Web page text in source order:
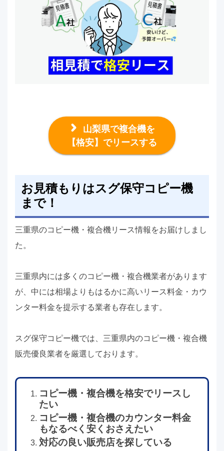
山梨県で複合機を
【格安】でリースする
お見積もりはスグ保守コピー機
まで！
三重県のコピー機・複合機リース情報をお届けしまし
た。
三重県内には多くのコピー機・複合機業者があります
が、中には相場よりもはるかに高いリース料金・カウ
ンター料金を提示する業者も存在します。
スグ保守コピー機では、三重県内のコピー機・複合機
販売優良業者を厳選しております。
コピー機・複合機を格安でリースし
たい
コピー機・複合機のカウンター料金
もなるべく安くおさえたい
対応の良い販売店を探している